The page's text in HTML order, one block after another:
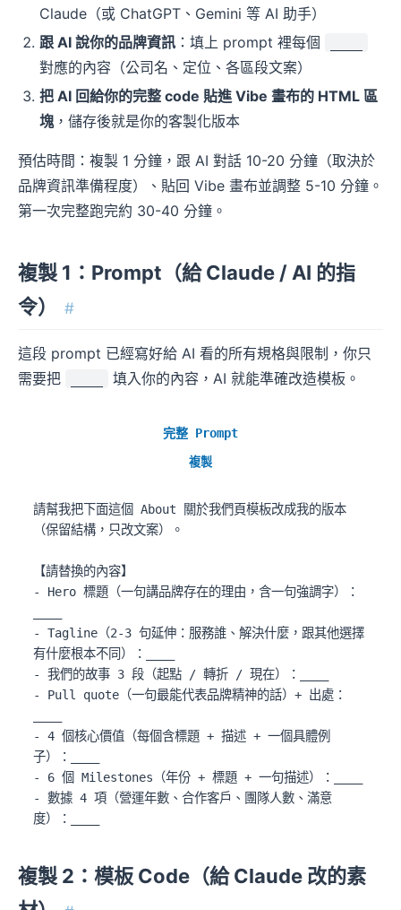
Claude（或 ChatGPT、Gemini 等 AI 助手）
跟 AI 說你的品牌資訊 ：填上 prompt 裡每個
對應的內容（公司名、定位、各區段文案）
把 AI 回給你的完整 code 貼進 Vibe 畫布的 HTML 區
塊 ，儲存後就是你的客製化版本
預估時間：複製 1 分鐘，跟 AI 對話 10-20 分鐘（取決於
品牌資訊準備程度）、貼回 Vibe 畫布並調整 5-10 分鐘。
第一次完整跑完約 30-40 分鐘。
複製 1：Prompt（給 Claude / AI 的指
令）
#
這段 prompt 已經寫好給 AI 看的所有規格與限制，你只
需要把
填入你的內容，AI 就能準確改造模板。
完整 Prompt
複製
請幫我把下面這個 About 關於我們頁模板改成我的版本
（保留結構，只改文案）。
【請替換的內容】
- Hero 標題（一句講品牌存在的理由，含一句強調字）：
- Tagline（2-3 句延伸：服務誰、解決什麼，跟其他選擇
有什麼根本不同）：____
- 我們的故事 3 段（起點 / 轉折 / 現在）：____
- Pull quote（一句最能代表品牌精神的話）+ 出處：
- 4 個核心價值（每個含標題 + 描述 + 一個具體例
子）：____
- 6 個 Milestones（年份 + 標題 + 一句描述）：____
- 數據 4 項（營運年數、合作客戶、團隊人數、滿意
度）：____
- 5 篇媒體報導（日期 + 標題 + 媒體 + 類型）：____
- 12 個合作客戶名稱（logo grid）：____
複製 2：模板 Code（給 Claude 改的素